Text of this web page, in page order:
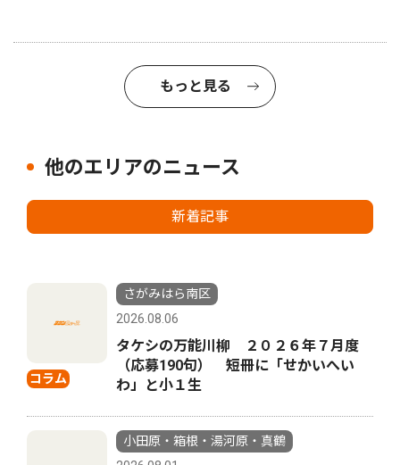
もっと見る
他のエリアのニュース
新着記事
コラム
さがみはら南区
2026.08.06
タケシの万能川柳 ２０２６年７月度
（応募190句） 短冊に「せかいへい
わ」と小１生
小田原・箱根・湯河原・真鶴